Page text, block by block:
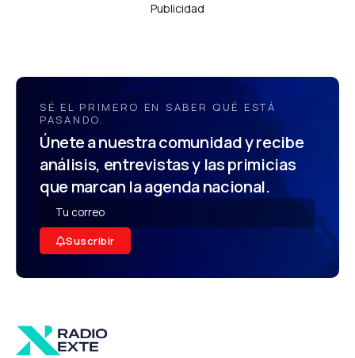
Publicidad
SÉ EL PRIMERO EN SABER QUÉ ESTÁ
PASANDO.
Únete a nuestra comunidad y recibe
análisis, entrevistas y las primicias
que marcan la agenda nacional.
Suscribir